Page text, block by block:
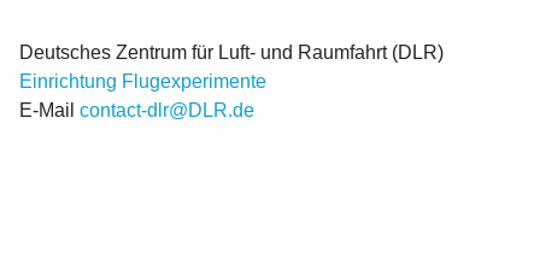
Deutsches Zentrum für Luft- und Raumfahrt (DLR)
Einrichtung Flugexperimente
E-Mail contact-dlr@DLR.de